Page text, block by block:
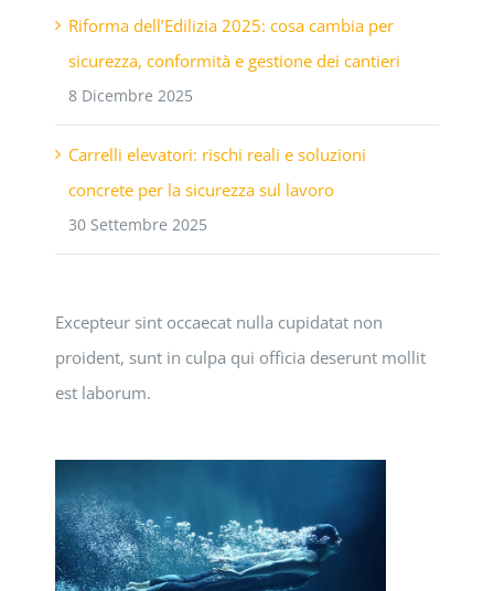
Riforma dell’Edilizia 2025: cosa cambia per
sicurezza, conformità e gestione dei cantieri
8 Dicembre 2025
Carrelli elevatori: rischi reali e soluzioni
concrete per la sicurezza sul lavoro
30 Settembre 2025
Excepteur sint occaecat nulla cupidatat non
proident, sunt in culpa qui officia deserunt mollit
est laborum.